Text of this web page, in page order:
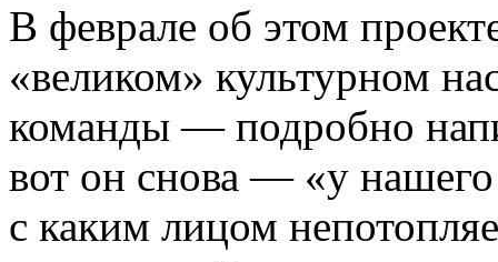
В феврале об этом
«великом» культурном
команды — подробно
вот он снова — «у
с каким лицом